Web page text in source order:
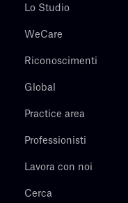
Lo Studio
WeCare
Riconoscimenti
Global
Practice area
Professionisti
Lavora con noi
Cerca